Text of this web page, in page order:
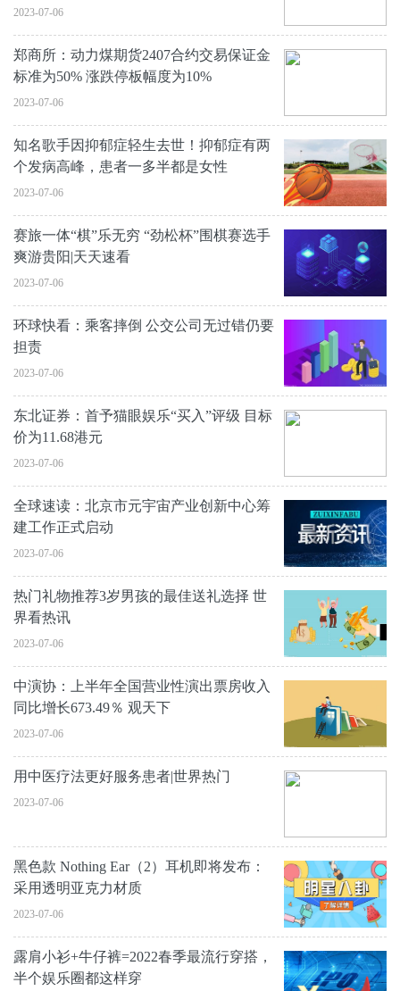
2023-07-06
郑商所：动力煤期货2407合约交易保证金
标准为50% 涨跌停板幅度为10%
2023-07-06
知名歌手因抑郁症轻生去世！抑郁症有两
个发病高峰，患者一多半都是女性
2023-07-06
赛旅一体“棋”乐无穷 “劲松杯”围棋赛选手
爽游贵阳|天天速看
2023-07-06
环球快看：乘客摔倒 公交公司无过错仍要
担责
2023-07-06
东北证券：首予猫眼娱乐“买入”评级 目标
价为11.68港元
2023-07-06
全球速读：北京市元宇宙产业创新中心筹
建工作正式启动
2023-07-06
热门礼物推荐3岁男孩的最佳送礼选择 世
界看热讯
2023-07-06
中演协：上半年全国营业性演出票房收入
同比增长673.49％ 观天下
2023-07-06
用中医疗法更好服务患者|世界热门
2023-07-06
黑色款 Nothing Ear（2）耳机即将发布：
采用透明亚克力材质
2023-07-06
露肩小衫+牛仔裤=2022春季最流行穿搭，
半个娱乐圈都这样穿